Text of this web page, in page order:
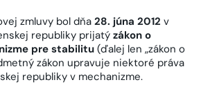
zmluvy bol dňa 28. júna 2012 v
republiky prijatý zákon o
pre stabilitu (ďalej len „zákon o
zákon upravuje niektoré práva
republiky v mechanizme.